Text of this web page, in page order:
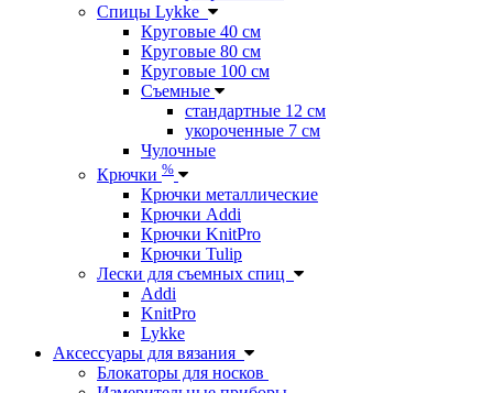
Спицы Lykke
Круговые 40 см
Круговые 80 см
Круговые 100 см
Съемные
стандартные 12 см
укороченные 7 см
Чулочные
Крючки %
Крючки металлические
Крючки Addi
Крючки KnitPro
Крючки Tulip
Лески для съемных спиц
Addi
KnitPro
Lykke
Аксессуары для вязания
Блокаторы для носков